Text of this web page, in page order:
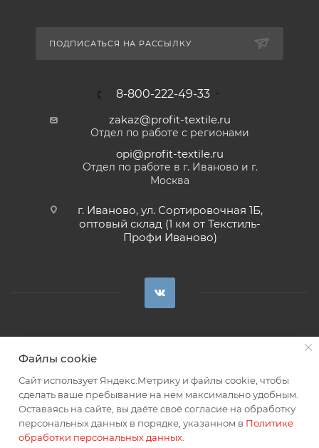
ПОДПИСАТЬСЯ НА РАССЫЛКУ
8-800-222-49-33
zakaz@profit-textile.ru
Отдел по работе с регионами
opi@profit-textile.ru
Отдел по работе в г. Иваново и г.
Москва
г. Иваново, ул. Сортировочная 1Б,
оптовый склад (1 км от Текстиль-
Профи Иваново)
2026 © Все права защищены. Интернет-магазин тканей «Профит».
По правилам дистанционной торговли предложение организации
является публичной офертой.
Файлы cookie
Сайт использует Яндекс.Метрику и файлы cookie, чтобы
сделать ваше пребывание на нем максимально удобным.
Оставаясь на сайте, вы даёте своё согласие на обработку
персональных данных в порядке, указанном в Политике
обработки персональных данных